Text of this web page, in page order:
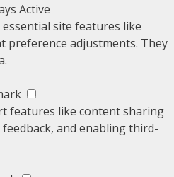
Active
site features like
preference adjustments. They
features like content sharing
and enabling third-